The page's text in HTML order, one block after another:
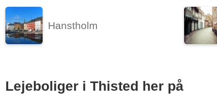
Hanstholm
Lejeboliger i Thisted her på